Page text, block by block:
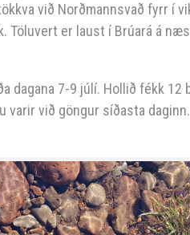
við Norðmannsvað fyrr í
Töluvert er laust í Brúará á
dagana 7-9 júlí. Hollið fékk 12
varir við göngur síðasta